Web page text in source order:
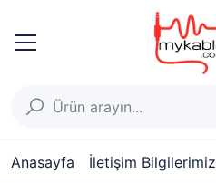
Anasayfa İletişim Bilgilerimiz